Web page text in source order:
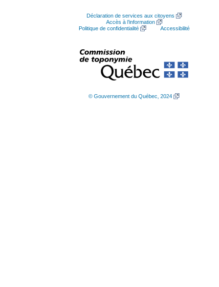
Déclaration de services aux citoyens
Accès à l’information
Politique de confidentialité
Accessibilité
© Gouvernement du Québec, 2024